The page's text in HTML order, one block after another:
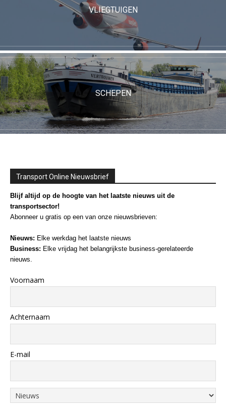
VLIEGTUIGEN
SCHEPEN
Transport Online Nieuwsbrief
Blijf altijd op de hoogte van het laatste nieuws uit de
transportsector!
Abonneer u gratis op een van onze nieuwsbrieven:
Nieuws: Elke werkdag het laatste nieuws
Business: Elke vrijdag het belangrijkste business-gerelateerde
nieuws.
Voornaam
Achternaam
E-mail